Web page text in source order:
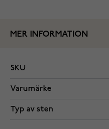
MER INFORMATION
SKU
Varumärke
Typ av sten